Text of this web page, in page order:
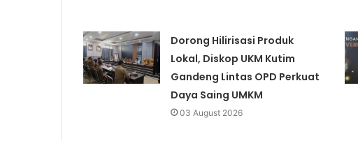
Dorong Hilirisasi Produk
Lokal, Diskop UKM Kutim
Gandeng Lintas OPD Perkuat
Daya Saing UMKM
03 August 2026